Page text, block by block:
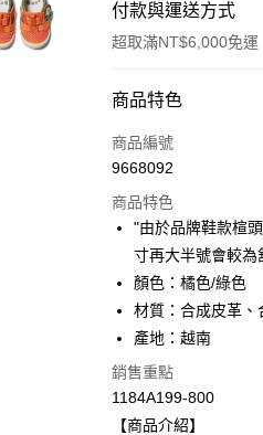
付款與運送方式
超取滿NT$6,000免運
付款方式
信用卡一次付款
LINE Pay
Apple Pay
ATM付款
運送方式
全家取貨付款
商品特色
商品編號
9668092
商品特色
"由於品牌鞋款楦
寸再大半號會較為
顏色：橘色/綠色
材質：合成皮革、
產地：越南
銷售重點
1184A199-800
【商品介紹】